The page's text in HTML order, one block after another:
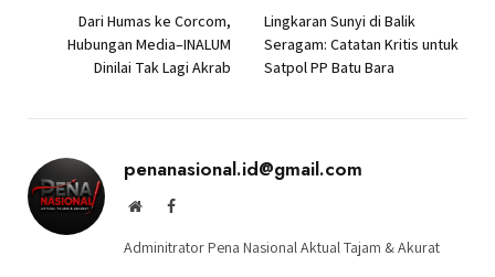
Dari Humas ke Corcom,
Hubungan Media–INALUM
Dinilai Tak Lagi Akrab
Lingkaran Sunyi di Balik
Seragam: Catatan Kritis untuk
Satpol PP Batu Bara
penanasional.id@gmail.com
WebsiteFacebook
Adminitrator Pena Nasional Aktual Tajam & Akurat